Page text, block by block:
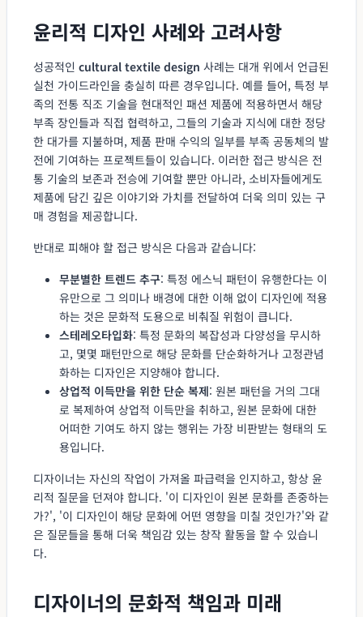
윤리적 디자인 사례와 고려사항
성공적인 cultural textile design 사례는 대개 위에서 언급된
실천 가이드라인을 충실히 따른 경우입니다. 예를 들어, 특정 부
족의 전통 직조 기술을 현대적인 패션 제품에 적용하면서 해당
부족 장인들과 직접 협력하고, 그들의 기술과 지식에 대한 정당
한 대가를 지불하며, 제품 판매 수익의 일부를 부족 공동체의 발
전에 기여하는 프로젝트들이 있습니다. 이러한 접근 방식은 전
통 기술의 보존과 전승에 기여할 뿐만 아니라, 소비자들에게도
제품에 담긴 깊은 이야기와 가치를 전달하여 더욱 의미 있는 구
매 경험을 제공합니다.
반대로 피해야 할 접근 방식은 다음과 같습니다:
무분별한 트렌드 추구: 특정 에스닉 패턴이 유행한다는 이
유만으로 그 의미나 배경에 대한 이해 없이 디자인에 적용
하는 것은 문화적 도용으로 비춰질 위험이 큽니다.
스테레오타입화: 특정 문화의 복잡성과 다양성을 무시하
고, 몇몇 패턴만으로 해당 문화를 단순화하거나 고정관념
화하는 디자인은 지양해야 합니다.
상업적 이득만을 위한 단순 복제: 원본 패턴을 거의 그대
로 복제하여 상업적 이득만을 취하고, 원본 문화에 대한
어떠한 기여도 하지 않는 행위는 가장 비판받는 형태의 도
용입니다.
디자이너는 자신의 작업이 가져올 파급력을 인지하고, 항상 윤
리적 질문을 던져야 합니다. '이 디자인이 원본 문화를 존중하는
가?', '이 디자인이 해당 문화에 어떤 영향을 미칠 것인가?'와 같
은 질문들을 통해 더욱 책임감 있는 창작 활동을 할 수 있습니
다.
디자이너의 문화적 책임과 미래